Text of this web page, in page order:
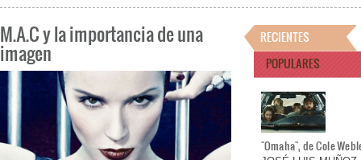
M.A.C y la importancia de una
imagen
RECIENTES
POPULARES
"Omaha", de Cole